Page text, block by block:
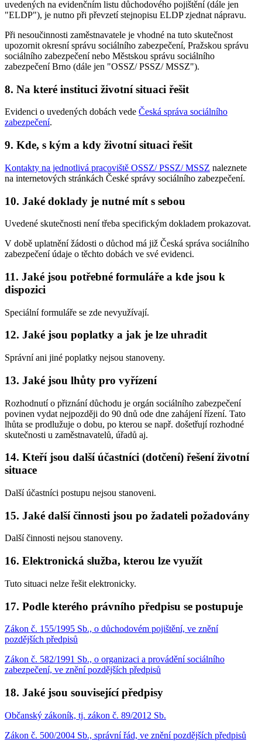
uvedených na evidenčním listu důchodového pojištění (dále jen
"ELDP"), je nutno při převzetí stejnopisu ELDP zjednat nápravu.
Při nesoučinnosti zaměstnavatele je vhodné na tuto skutečnost
upozornit okresní správu sociálního zabezpečení, Pražskou správu
sociálního zabezpečení nebo Městskou správu sociálního
zabezpečení Brno (dále jen "OSSZ/ PSSZ/ MSSZ").
8. Na které instituci životní situaci řešit
Evidenci o uvedených dobách vede Česká správa sociálního
zabezpečení.
9. Kde, s kým a kdy životní situaci řešit
Kontakty na jednotlivá pracoviště OSSZ/ PSSZ/ MSSZ naleznete
na internetových stránkách České správy sociálního zabezpečení.
10. Jaké doklady je nutné mít s sebou
Uvedené skutečnosti není třeba specifickým dokladem prokazovat.
V době uplatnění žádosti o důchod má již Česká správa sociálního
zabezpečení údaje o těchto dobách ve své evidenci.
11. Jaké jsou potřebné formuláře a kde jsou k
dispozici
Speciální formuláře se zde nevyužívají.
12. Jaké jsou poplatky a jak je lze uhradit
Správní ani jiné poplatky nejsou stanoveny.
13. Jaké jsou lhůty pro vyřízení
Rozhodnutí o přiznání důchodu je orgán sociálního zabezpečení
povinen vydat nejpozději do 90 dnů ode dne zahájení řízení. Tato
lhůta se prodlužuje o dobu, po kterou se např. došetřují rozhodné
skutečnosti u zaměstnavatelů, úřadů aj.
14. Kteří jsou další účastníci (dotčení) řešení životní
situace
Další účastníci postupu nejsou stanoveni.
15. Jaké další činnosti jsou po žadateli požadovány
Další činnosti nejsou stanoveny.
16. Elektronická služba, kterou lze využít
Tuto situaci nelze řešit elektronicky.
17. Podle kterého právního předpisu se postupuje
Zákon č. 155/1995 Sb., o důchodovém pojištění, ve znění
pozdějších předpisů
Zákon č. 582/1991 Sb., o organizaci a provádění sociálního
zabezpečení, ve znění pozdějších předpisů
18. Jaké jsou související předpisy
Občanský zákoník, tj. zákon č. 89/2012 Sb.
Zákon č. 500/2004 Sb., správní řád, ve znění pozdějších předpisů